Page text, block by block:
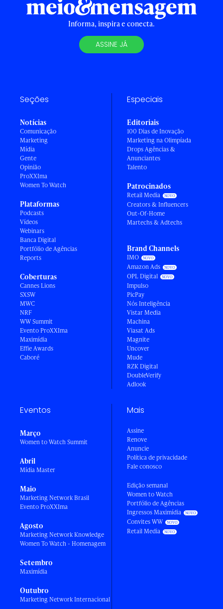
Informa, inspira e conecta.
ASSINE JÁ
Seções
Notícias
Comunicação
Marketing
Mídia
Gente
Opinião
ProXXIma
Women To Watch
Plataformas
Podcasts
Vídeos
Webinars
Banca Digital
Portfólio de Agências
Reports
Coberturas
Cannes Lions
SXSW
MWC
NRF
WW Summit
Evento ProXXIma
Maximídia
Effie Awards
Caboré
Especiais
Editoriais
100 Dias de Inovação
Marketing na Olimpíada
Drops Agências &
Anunciantes
Talento
Patrocinados
Retail Media
Creators & Influencers
Out-Of-Home
Martechs & Adtechs
Brand Channels
IMO
Amazon Ads
OPL Digital
Impulso
PicPay
Nós Inteligência
Vistar Media
Machina
Viasat Ads
Magnite
Uncover
Mude
RZK Digital
DoubleVerify
Adlook
Eventos
Março
Women to Watch Summit
Abril
Mídia Master
Maio
Marketing Network Brasil
Evento ProXXIma
Agosto
Marketing Network Knowledge
Women To Watch - Homenagem
Setembro
Maximídia
Outubro
Marketing Network Internacional
Mais
Assine
Renove
Anuncie
Política de privacidade
Fale conosco
Edição semanal
Women to Watch
Portfólio de Agências
Ingressos Maximídia
Convites WW
Retail Media